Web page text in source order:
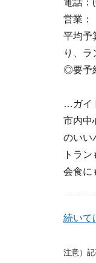
電話：
営業：
平均予
り、ラ
◎要予
…ガイ
市内中
のいい
トラ
会食に
続いて
注意）